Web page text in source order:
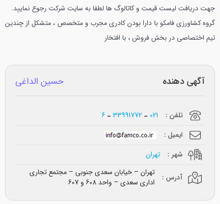
جهت دريافت ليست قيمت و كاتالوگ ها لطفا به سايت شركت رجوع نماييد.
گروه كشاورزي فامكو با دارا بودن كادري مجرب و متخصص ، متشكل از چندين
تيم اختصاصي در بخش فروش ، با افتخار
آگهی دهنده حسین الداغی
تلفن : 021
33991772
6
ایمیل :
شهر :
تهران
آدرس :
تهران – خیابان سعدی جنوبی – مجتمع تجاری
اداری سعدی – واحد 608 و 607